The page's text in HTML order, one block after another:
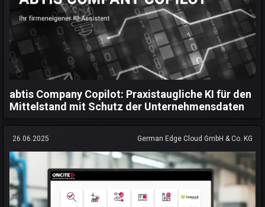
abtis Company Copilot: Praxistaugliche KI für den
Mittelstand mit Schutz der Unternehmensdaten
26.06.2025 German Edge Cloud GmbH & Co. KG